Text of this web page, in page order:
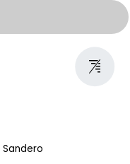
Sandero